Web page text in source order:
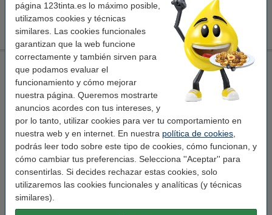
página 123tinta.es lo máximo posible,
utilizamos cookies y técnicas
similares. Las cookies funcionales
garantizan que la web funcione
correctamente y también sirven para
que podamos evaluar el
funcionamiento y cómo mejorar
nuestra página. Queremos mostrarte
anuncios acordes con tus intereses, y
por lo tanto, utilizar cookies para ver tu comportamiento en
nuestra web y en internet. En nuestra política de cookies
podrás leer todo sobre este tipo de cookies, cómo funcionan, y
cómo cambiar tus preferencias. Selecciona ''Aceptar'' para
consentirlas. Si decides rechazar estas cookies, solo
utilizaremos las cookies funcionales y analíticas (y técnicas
similares).
Pack ahorro: 3x 123tinta Recambios para cubo de notas
(1000 hojas)
11,95 €
123tinta Cubo de notas malla negra + recambio (1000 hojas)
123tinta cubo de notas
105 x 105 x 90 mm (LxAnxAl)
Ver características y descripción
En stock
¡Recíbelo en 24 horas!
10,95 €
Consejo: añade